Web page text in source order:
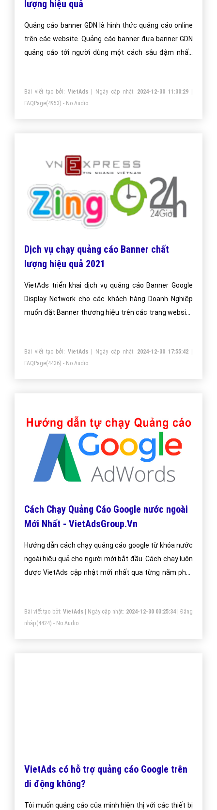
lượng hiệu quả
Quảng cáo banner GDN là hình thức quảng cáo online
trên các website. Quảng cáo banner đưa banner GDN
quảng cáo tới người dùng một cách sâu đậm nhất,
Bài viết tạo bởi:VietAds | Ngày cập nhật: 2024-12-30 11:30:29
FAQPage(4953) - No Audio
Dịch vụ chạy quảng cáo Banner chất
lượng hiệu quả 2021
VietAds triển khai dịch vụ quảng cáo Banner Google
Display Network cho các khách hàng Doanh Nghiệp
muốn đặt Banner thương hiệu trên các trang website
Bài viết tạo bởi:VietAds | Ngày cập nhật: 2024-12-30 17:55:42
FAQPage(4436) - No Audio
Cách Chạy Quảng Cáo Google nước ngoài
Mới Nhất - VietAdsGroup.Vn
Hướng dẫn cách chạy quảng cáo google từ khóa nước
ngoài hiệu quả cho người mới bắt đầu. Cách chạy luôn
được VietAds cập nhật mới nhất qua từng năm phát
Bài viết tạo bởi: VietAds| Ngày cập nhật: 2024-12-30 03:25:34|Đăng
nhập(4424) - No Audio
VietAds có hỗ trợ quảng cáo Google trên
di động không?
Tôi muốn quảng cáo của mình hiện thị với các thiết bị